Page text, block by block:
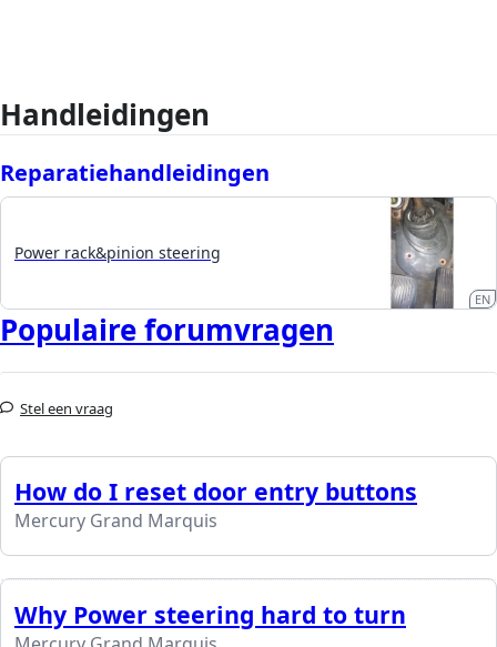
Handleidingen
Reparatiehandleidingen
Power rack&pinion steering
EN
Populaire forumvragen
Stel een vraag
How do I reset door entry buttons
Mercury Grand Marquis
Why Power steering hard to turn